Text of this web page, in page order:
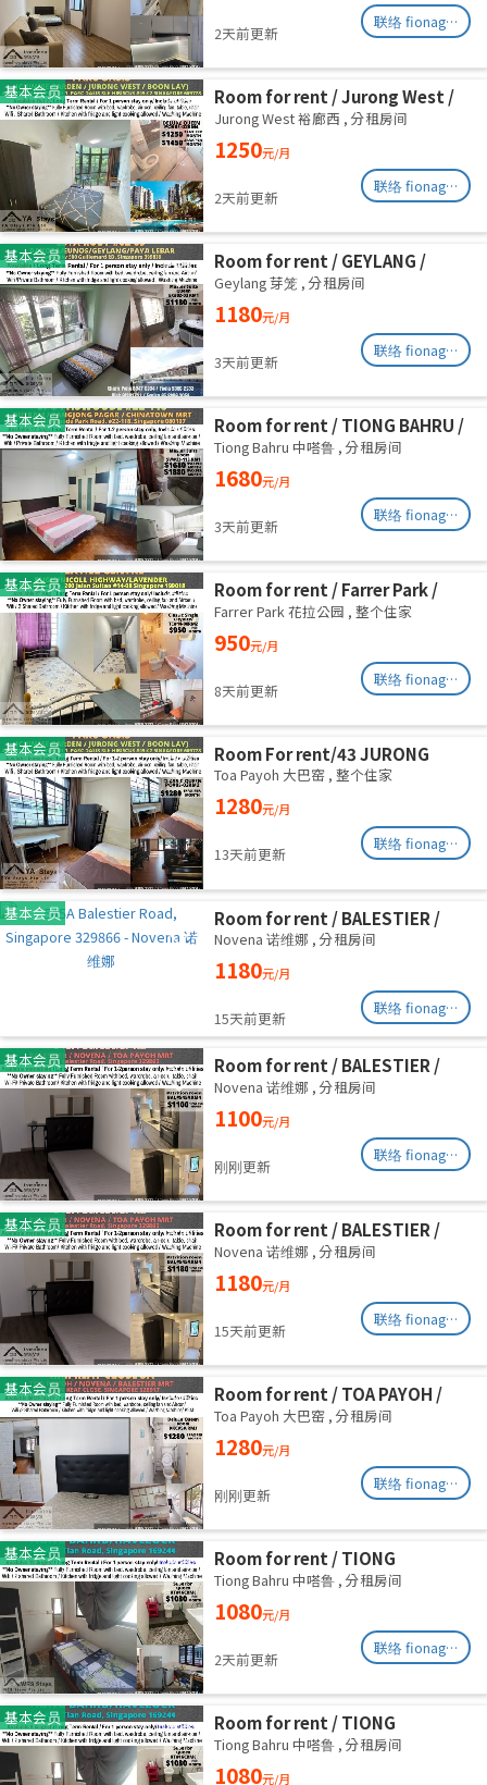
2天前更新
联络 fionag@transinex.com.sg
基本会员
Room for rent / Jurong West /
Common room / 1pax stay /
Available Oct 2
Jurong West 裕廊西 , 分租房间
1250元/月
2天前更新
联络 fionag@transinex.com.sg
基本会员
Room for rent / GEYLANG /
Common room / 1pax stay /
Available Immediately
Geylang 芽笼 , 分租房间
1180元/月
3天前更新
联络 fionag@transinex.com.sg
基本会员
Room for rent / TIONG BAHRU /
Master room / 1pax stay /
Available 17 August
Tiong Bahru 中嗒鲁 , 分租房间
1680元/月
3天前更新
联络 fionag@transinex.com.sg
基本会员
Room for rent / Farrer Park /
Serangoon / Common room /
1pax stay / Available 27 Aug
Farrer Park 花拉公园 , 整个住家
950元/月
8天前更新
联络 fionag@transinex.com.sg
基本会员
Room For rent/43 JURONG
EAST AVENUE 1, PARC OASIS
BLK HIBISCUS 60977
Road/commen /for 1pax/
Available Immediate
Toa Payoh 大巴窑 , 整个住家
1280元/月
13天前更新
联络 fionag@transinex.com.sg
基本会员
Room for rent / BALESTIER /
NOVENA / Common room / 1pax
stay / Available immediate
Novena 诺维娜 , 分租房间
1180元/月
15天前更新
联络 fionag@transinex.com.sg
基本会员
Room for rent / BALESTIER /
NOVENA / Common room / 1pax
stay / Available immediate
Novena 诺维娜 , 分租房间
1100元/月
刚刚更新
联络 fionag@transinex.com.sg
基本会员
Room for rent / BALESTIER /
NOVENA / Common room / 1pax
stay / Available immediate
Novena 诺维娜 , 分租房间
1180元/月
15天前更新
联络 fionag@transinex.com.sg
基本会员
Room for rent / TOA PAYOH /
NOVENA / Common room / 1pax
stay / Available immediate
Toa Payoh 大巴窑 , 分租房间
1280元/月
刚刚更新
联络 fionag@transinex.com.sg
基本会员
Room for rent / TIONG
BAHRU/HAVELOCK / Common
room / 1pax stay / Available 13
August
Tiong Bahru 中嗒鲁 , 分租房间
1080元/月
2天前更新
联络 fionag@transinex.com.sg
基本会员
Room for rent / TIONG
BAHRU/HAVELOCK / Common
room / 1pax stay / Available 6
Tiong Bahru 中嗒鲁 , 分租房间
1080元/月